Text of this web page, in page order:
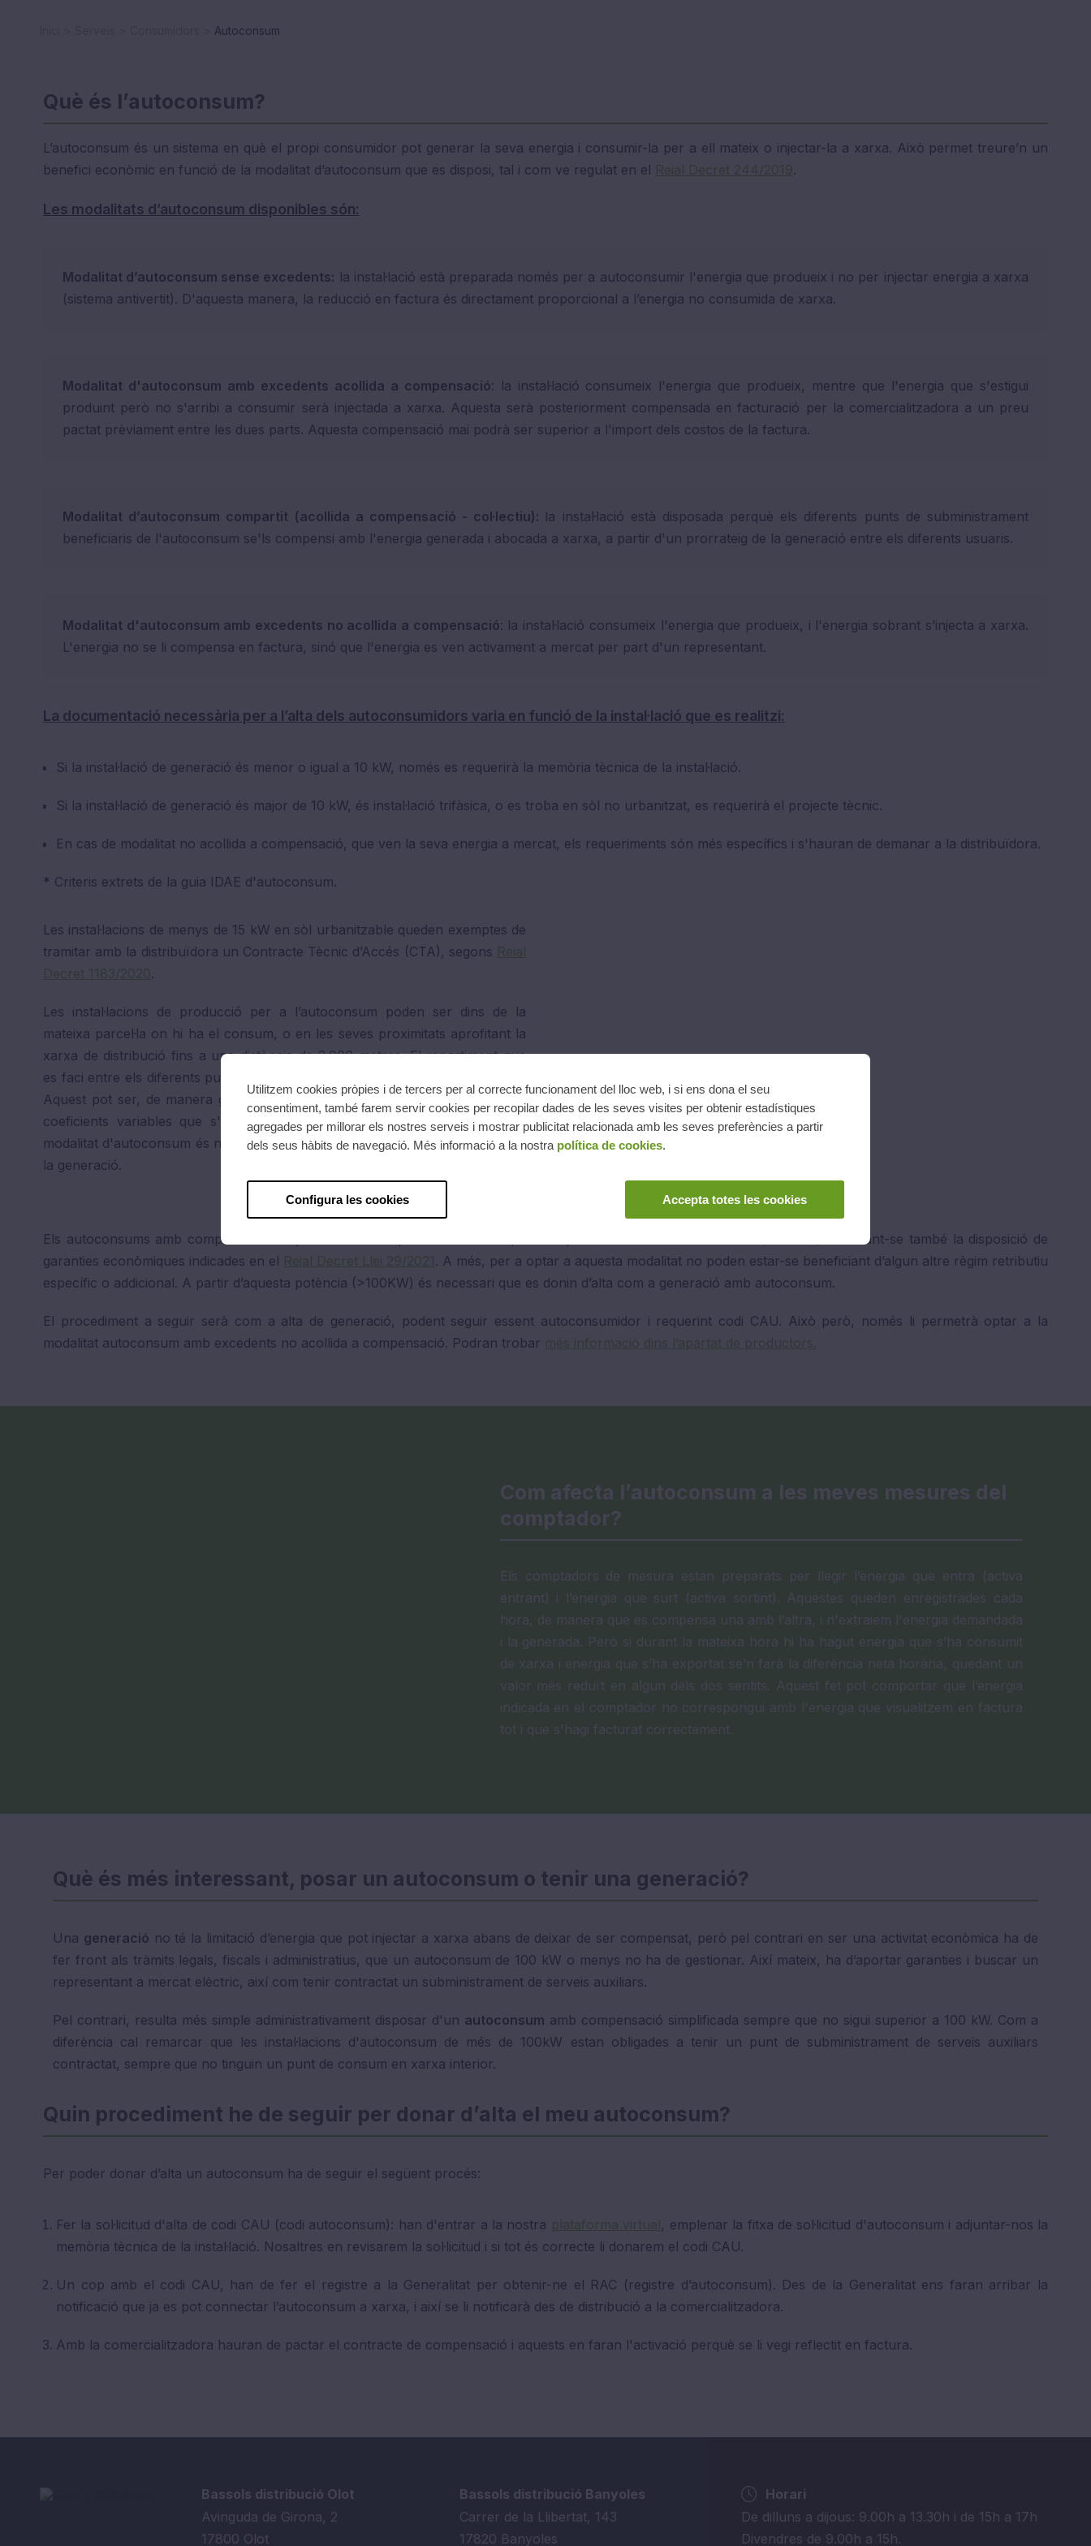
Autoconsum
Què és l’autoconsum?
L’autoconsum és un sistema en què el propi consumidor pot generar la seva energia i consumir-la per a ell mateix o injectar-la a xarxa. Això permet treure’n un
benefici econòmic en funció de la modalitat d’autoconsum que es disposi, tal i com ve regulat en el Reial Decret 244/2019.
Les modalitats d’autoconsum disponibles són:
Modalitat d’autoconsum sense excedents: la instal·lació està preparada només per a autoconsumir l'energia que produeix i no per injectar energia a xarxa
(sistema antivertit). D'aquesta manera, la reducció en factura és directament proporcional a l’energia no consumida de xarxa.
Modalitat d'autoconsum amb excedents acollida a compensació: la instal·lació consumeix l'energia que produeix, mentre que l'energia que s'estigui
produint però no s'arribi a consumir serà injectada a xarxa. Aquesta serà posteriorment compensada en facturació per la comercialitzadora a un preu
pactat prèviament entre les dues parts. Aquesta compensació mai podrà ser superior a l'import dels costos de la factura.
Modalitat d’autoconsum compartit (acollida a compensació - col·lectiu): la instal·lació està disposada perquè els diferents punts de subministrament
beneficiaris de l'autoconsum se'ls compensi amb l'energia generada i abocada a xarxa, a partir d'un prorrateig de la generació entre els diferents usuaris.
Modalitat d'autoconsum amb excedents no acollida a compensació: la instal·lació consumeix l'energia que produeix, i l'energia sobrant s’injecta a xarxa.
L'energia no se li compensa en factura, sinó que l'energia es ven activament a mercat per part d'un representant.
La documentació necessària per a l’alta dels autoconsumidors varia en funció de la instal·lació que es realitzi:
Si la instal·lació de generació és menor o igual a 10 kW, només es requerirà la memòria tècnica de la instal·lació.
Si la instal·lació de generació és major de 10 kW, és instal·lació trifàsica, o es troba en sòl no urbanitzat, es requerirà el projecte tècnic.
En cas de modalitat no acollida a compensació, que ven la seva energia a mercat, els requeriments són més específics i s'hauran de demanar a la distribuïdora.
* Criteris extrets de la guia IDAE d'autoconsum.
Les instal·lacions de menys de 15 kW en sòl urbanitzable queden exemptes de
tramitar amb la distribuïdora un Contracte Tècnic d’Accés (CTA), segons Reial
Decret 1183/2020.
Les instal·lacions de producció per a l’autoconsum poden ser dins de la
mateixa parcel·la on hi ha el consum, o en les seves proximitats aprofitant la
xarxa de distribució fins a una distància de 2.000 metres. El repartiment que
es faci entre els diferents punts beneficiats s’ha de notificar a la distribuïdora.
Aquest pot ser, de manera general en percentatges per cada CUPS, o amb
coeficients variables que s'ajustin a nivell horari. Per acollir-se a aquesta
modalitat d'autoconsum és necessari disposar d’un comptador específic per a
la generació.
Els autoconsums amb compensació simplificada només poden arribar a optar a aquesta modalitat fins a 100 kW (inclosos) estalviant-se també la disposició de
garanties econòmiques indicades en el Reial Decret Llei 29/2021. A més, per a optar a aquesta modalitat no poden estar-se beneficiant d’algun altre règim retributiu
específic o addicional. A partir d’aquesta potència (>100KW) és necessari que es donin d’alta com a generació amb autoconsum.
El procediment a seguir serà com a alta de generació, podent seguir essent autoconsumidor i requerint codi CAU. Això però, només li permetrà optar a la
modalitat autoconsum amb excedents no acollida a compensació. Podran trobar més informació dins l’apartat de productors.
Com afecta l’autoconsum a les meves mesures del
comptador?
Els comptadors de mesura estan preparats per llegir l’energia que entra (activa
entrant) i l’energia que surt (activa sortint). Aquestes queden enregistrades cada
hora, de manera que es compensa una amb l’altra, i n'extraiem l'energia demandada
i la generada. Però si durant la mateixa hora hi ha hagut energia que s’ha consumit
de xarxa i energia que s’ha exportat se’n farà la diferència neta horària, quedant un
valor més reduït en algun dels dos sentits. Aquest fet pot comportar que l’energia
indicada en el comptador no correspongui amb l'energia que visualitzem en factura
tot i que s'hagi facturat correctament.
Què és més interessant, posar un autoconsum o tenir una generació?
Una generació no té la limitació d’energia que pot injectar a xarxa abans de deixar de ser compensat, però pel contrari en ser una activitat econòmica ha de
fer front als tràmits legals, fiscals i administratius, que un autoconsum de 100 kW o menys no ha de gestionar. Així mateix, ha d’aportar garanties i buscar un
representant a mercat elèctric, així com tenir contractat un subministrament de serveis auxiliars.
Pel contrari, resulta més simple administrativament disposar d'un autoconsum amb compensació simplificada sempre que no sigui superior a 100 kW. Com a
diferència cal remarcar que les instal·lacions d'autoconsum de més de 100kW estan obligades a tenir un punt de subministrament de serveis auxiliars
contractat, sempre que no tinguin un punt de consum en xarxa interior.
Quin procediment he de seguir per donar d’alta el meu autoconsum?
Per poder donar d’alta un autoconsum ha de seguir el següent procés:
Fer la sol·licitud d'alta de codi CAU (codi autoconsum): han d'entrar a la nostra plataforma virtual, emplenar la fitxa de sol·licitud d'autoconsum i adjuntar-nos la
memòria tècnica de la instal·lació. Nosaltres en revisarem la sol·licitud i si tot és correcte li donarem el codi CAU.
Un cop amb el codi CAU, han de fer el registre a la Generalitat per obtenir-ne el RAC (registre d’autoconsum). Des de la Generalitat ens faran arribar la
notificació que ja es pot connectar l’autoconsum a xarxa, i així se li notificarà des de distribució a la comercialitzadora.
Amb la comercialitzadora hauran de pactar el contracte de compensació i aquests en faran l'activació perquè se li vegi reflectit en factura.
Bassols distribució Olot
Avinguda de Girona, 2
17800 Olot
Bassols distribució Banyoles
Carrer de la Llibertat, 143
17820 Banyoles
Horari
De dilluns a dijous: 9.00h a 13.30h i de 15h a 17h
Divendres de 9.00h a 15h.
Utilitzem cookies pròpies i de tercers per al correcte funcionament del lloc web, i si ens dona el seu
consentiment, també farem servir cookies per recopilar dades de les seves visites per obtenir estadístiques
agregades per millorar els nostres serveis i mostrar publicitat relacionada amb les seves preferències a partir
dels seus hàbits de navegació. Més informació a la nostra política de cookies.
Configura les cookies Accepta totes les cookies